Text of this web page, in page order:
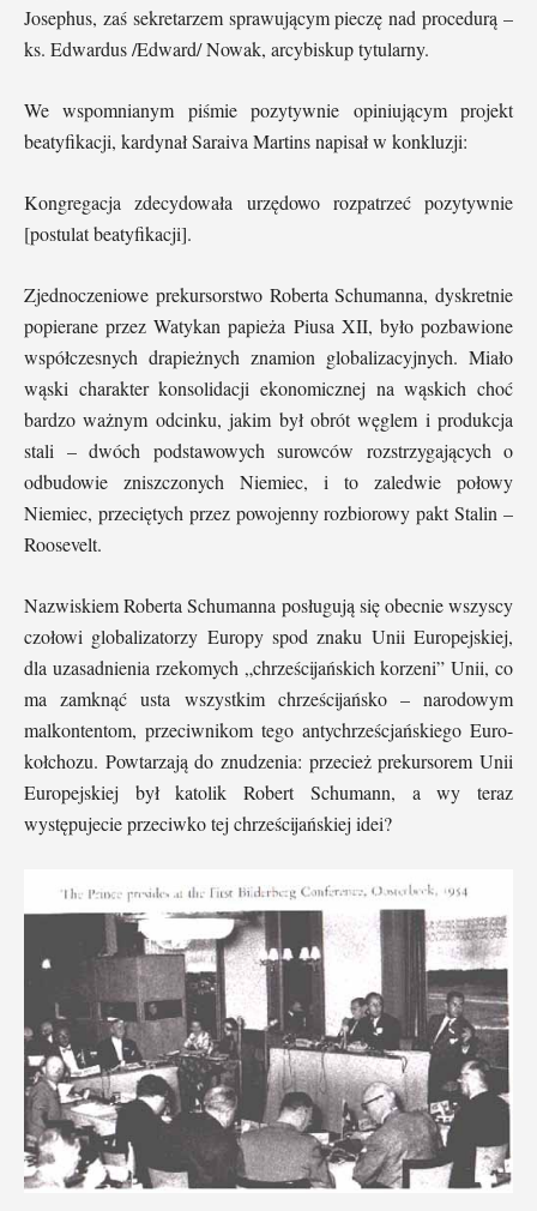
Josephus, zaś sekretarzem sprawującym pieczę nad procedurą –
ks. Edwardus /Edward/ Nowak, arcybiskup tytularny.
We wspomnianym piśmie pozytywnie opiniującym projekt
beatyfikacji, kardynał Saraiva Martins napisał w konkluzji:
Kongregacja zdecydowała urzędowo rozpatrzeć pozytywnie
[postulat beatyfikacji].
Zjednoczeniowe prekursorstwo Roberta Schumanna, dyskretnie
popierane przez Watykan papieża Piusa XII, było pozbawione
współczesnych drapieżnych znamion globalizacyjnych. Miało
wąski charakter konsolidacji ekonomicznej na wąskich choć
bardzo ważnym odcinku, jakim był obrót węglem i produkcja
stali – dwóch podstawowych surowców rozstrzygających o
odbudowie zniszczonych Niemiec, i to zaledwie połowy
Niemiec, przeciętych przez powojenny rozbiorowy pakt Stalin –
Roosevelt.
Nazwiskiem Roberta Schumanna posługują się obecnie wszyscy
czołowi globalizatorzy Europy spod znaku Unii Europejskiej,
dla uzasadnienia rzekomych „chrześcijańskich korzeni” Unii, co
ma zamknąć usta wszystkim chrześcijańsko – narodowym
malkontentom, przeciwnikom tego antychrześcjańskiego Euro-
kołchozu. Powtarzają do znudzenia: przecież prekursorem Unii
Europejskiej był katolik Robert Schumann, a wy teraz
występujecie przeciwko tej chrześcijańskiej idei?